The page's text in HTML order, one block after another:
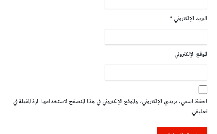
البريد الإلكتروني *
الموقع الإلكتروني
احفظ اسمي، بريدي الإلكتروني، والموقع الإلكتروني في هذا المتصفح لاستخدامها المرة المقبلة في
تعليقي.